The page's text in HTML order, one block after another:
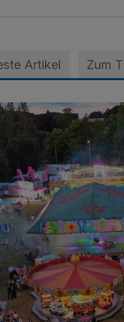
Artikel Zum